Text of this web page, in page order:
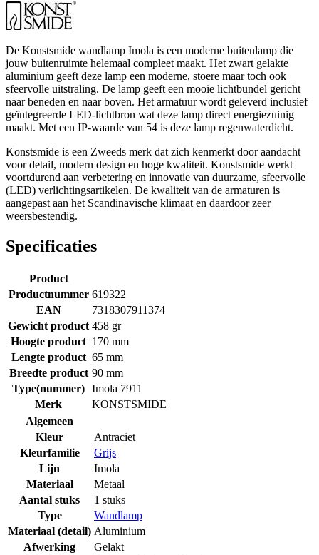
De Konstsmide wandlamp Imola is een moderne buitenlamp die
jouw buitenruimte helemaal compleet maakt. Het zwart gelakte
aluminium geeft deze lamp een moderne, stoere maar toch ook
sfeervolle uitstraling. De lamp geeft een mooie lichtbundel gericht
naar beneden en naar boven. Het armatuur wordt geleverd inclusief
geïntegreerde LED-lichtbron wat deze lamp direct energiezuinig
maakt. Met een IP-waarde van 54 is deze lamp regenwaterdicht.
Konstsmide is een Zweeds merk dat zich kenmerkt door aandacht
voor detail, modern design en hoge kwaliteit. Konstsmide werkt
voortdurend aan verbetering en innovatie van duurzame, sfeervolle
(LED) verlichtingsartikelen. De kwaliteit van de armaturen is
aangepast aan het Scandinavische klimaat en daardoor zeer
weersbestendig.
Specificaties
Product
Productnummer 619322
EAN
7318307911374
Gewicht product 458 gr
Hoogte product 170 mm
Lengte product 65 mm
Breedte product 90 mm
Type(nummer) Imola 7911
Merk
KONSTSMIDE
Algemeen
Kleur
Antraciet
Kleurfamilie
Grijs
Lijn
Imola
Materiaal
Metaal
Aantal stuks
1 stuks
Type
Wandlamp
Materiaal (detail) Aluminium
Afwerking
Gelakt